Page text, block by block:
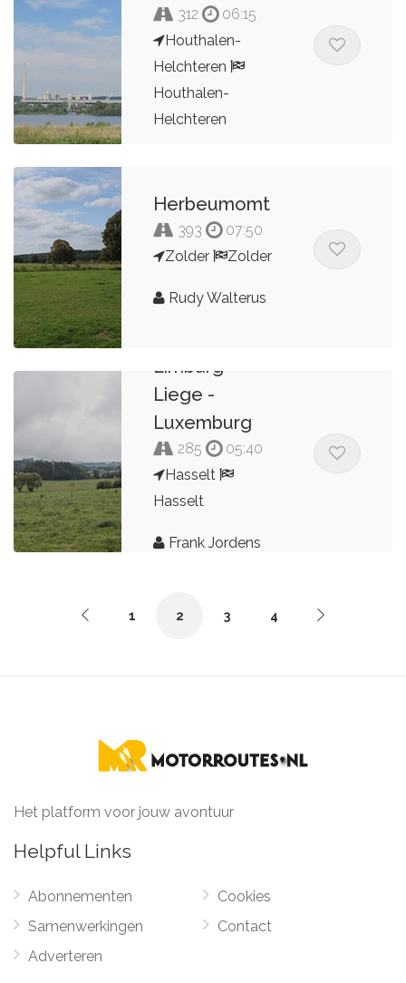
312
06:15
Houthalen-
Helchteren
Houthalen-
Helchteren
Herbeumomt
393
07:50
Zolder
Zolder
Rudy Walterus
Limburg -
Liege -
Luxemburg
285
05:40
Hasselt
Hasselt
Frank Jordens
1 2 3 4
Het platform voor jouw avontuur
Helpful Links
Abonnementen
Samenwerkingen
Adverteren
Cookies
Contact